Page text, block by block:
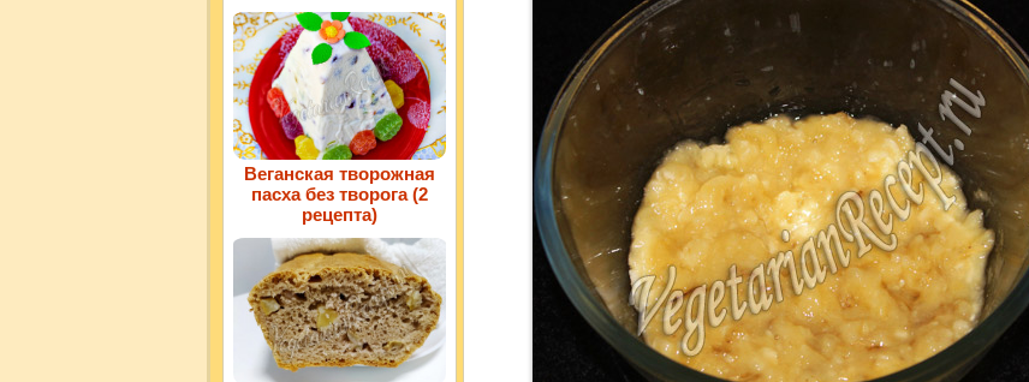
Веганская творожная
пасха без творога (2
рецепта)